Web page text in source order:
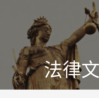
法
律
事
務
所
林
熱
情、
同理
及完
法律